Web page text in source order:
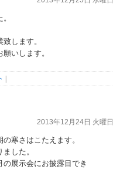
します。
いします。
2013年12月24日 火曜日
寒さはこたえます。
した。
展示会にお披露目でき